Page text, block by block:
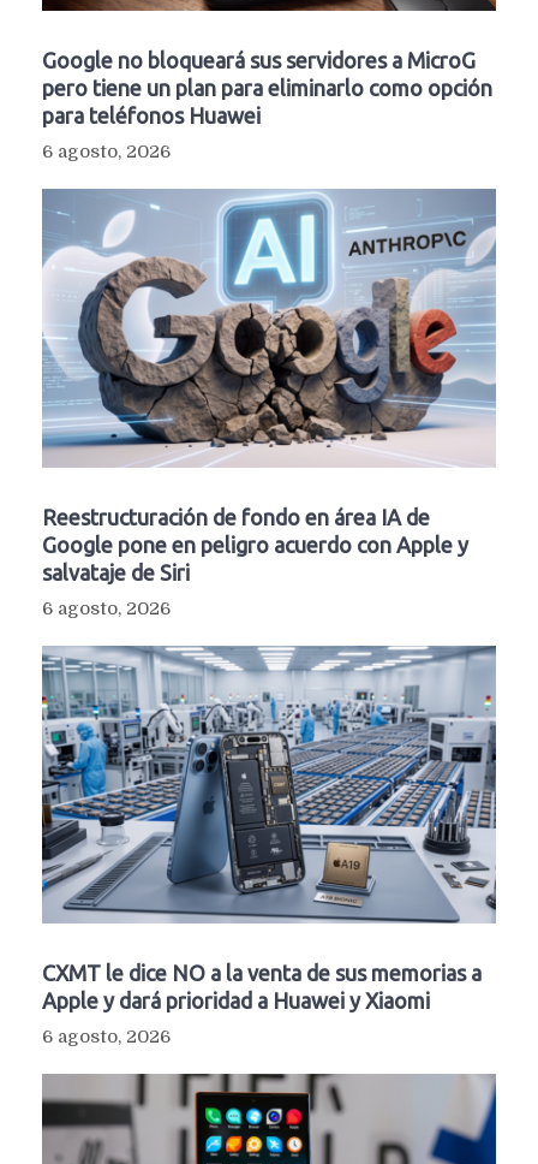
Google no bloqueará sus servidores a MicroG
pero tiene un plan para eliminarlo como opción
para teléfonos Huawei
6 agosto, 2026
Reestructuración de fondo en área IA de
Google pone en peligro acuerdo con Apple y
salvataje de Siri
6 agosto, 2026
CXMT le dice NO a la venta de sus memorias a
Apple y dará prioridad a Huawei y Xiaomi
6 agosto, 2026